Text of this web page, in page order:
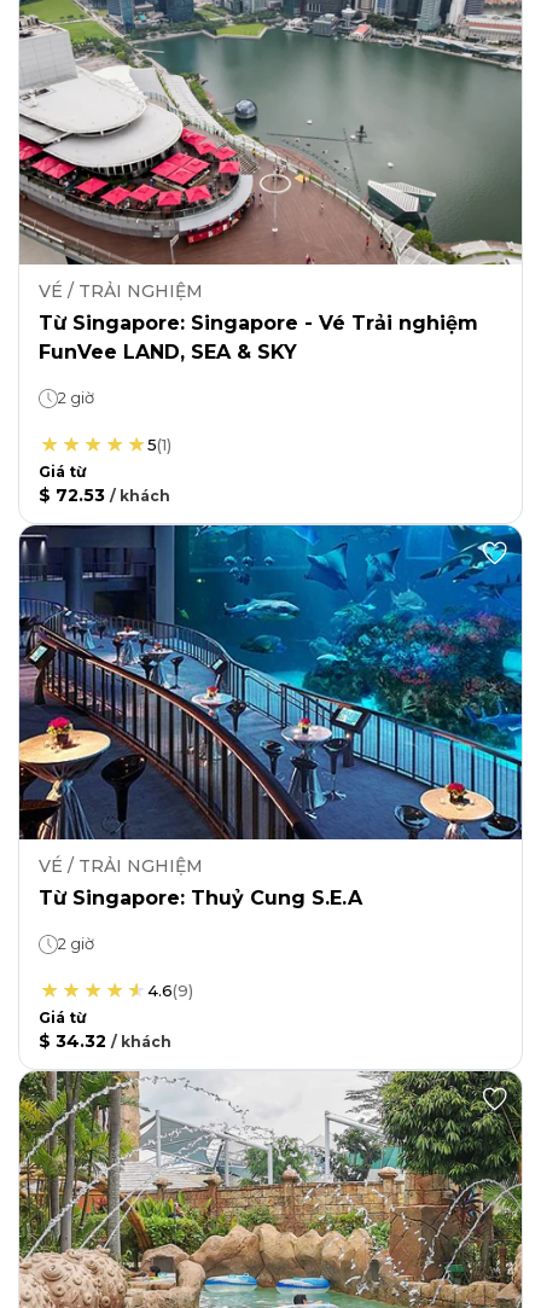
VÉ / TRẢI NGHIỆM
Từ Singapore: Singapore - Vé Trải nghiệm
FunVee LAND, SEA & SKY
2 giờ
5(1)
Giá từ
$ 72.53 / khách
VÉ / TRẢI NGHIỆM
Từ Singapore: Thuỷ Cung S.E.A
2 giờ
4.6(9)
Giá từ
$ 34.32 / khách